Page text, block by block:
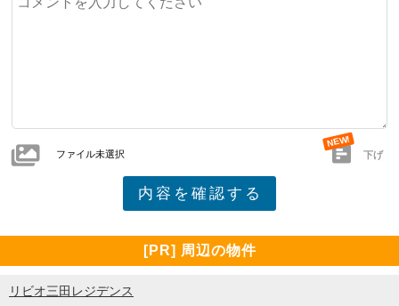
ファイル未選択 下げ
[PR] 周辺の物件
リビオ三田レジデンス